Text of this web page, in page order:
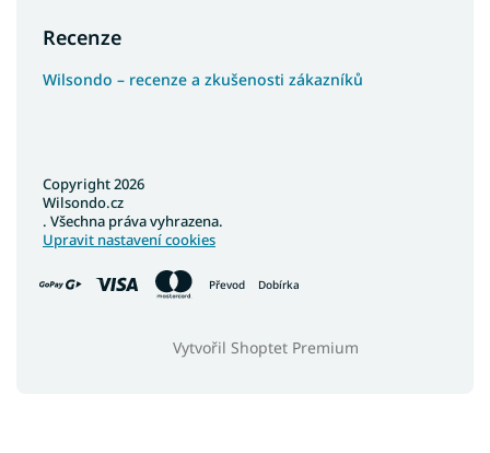
Recenze
Wilsondo – recenze a zkušenosti zákazníků
Převod Dobírka
Vytvořil Shoptet Premium
Copyright 2026
Wilsondo.cz
. Všechna práva vyhrazena.
Upravit nastavení cookies